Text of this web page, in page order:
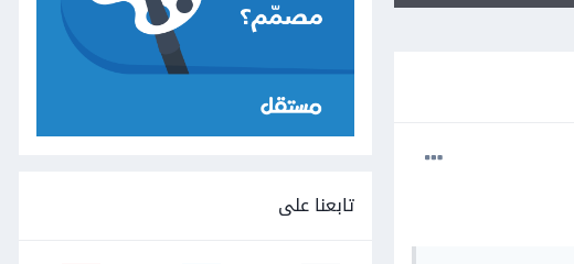
تابعنا على